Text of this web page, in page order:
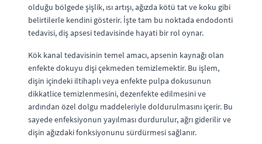
olduğu bölgede şişlik, ısı artışı, ağızda kötü tat ve koku gibi
belirtilerle kendini gösterir. İşte tam bu noktada endodonti
tedavisi, diş apsesi tedavisinde hayati bir rol oynar.
Kök kanal tedavisinin temel amacı, apsenin kaynağı olan
enfekte dokuyu dişi çekmeden temizlemektir. Bu işlem,
dişin içindeki iltihaplı veya enfekte pulpa dokusunun
dikkatlice temizlenmesini, dezenfekte edilmesini ve
ardından özel dolgu maddeleriyle doldurulmasını içerir. Bu
sayede enfeksiyonun yayılması durdurulur, ağrı giderilir ve
dişin ağızdaki fonksiyonunu sürdürmesi sağlanır.